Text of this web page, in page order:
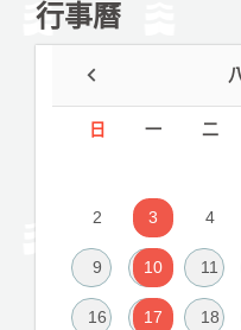
行事曆
日 一 二
2 3 4
9 10 11
16 17 18